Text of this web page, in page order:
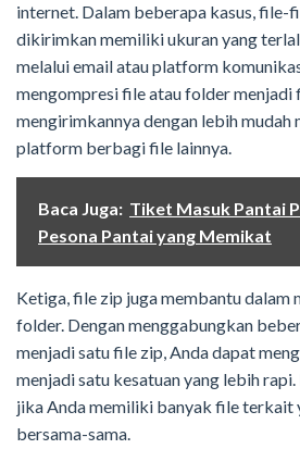
internet. Dalam beberapa kasus, file-
dikirimkan memiliki ukuran yang
melalui email atau platform
mengompresi file atau folder menjadi
mengirimkannya dengan lebih mudah
platform berbagi file lainnya.
Baca Juga: Tiket Masuk Pantai
Pesona Pantai yang Memikat
Ketiga, file zip juga membantu dalam
folder. Dengan menggabungkan
menjadi satu file zip, Anda dapat
menjadi satu kesatuan yang lebih
jika Anda memiliki banyak file terkait
bersama-sama.